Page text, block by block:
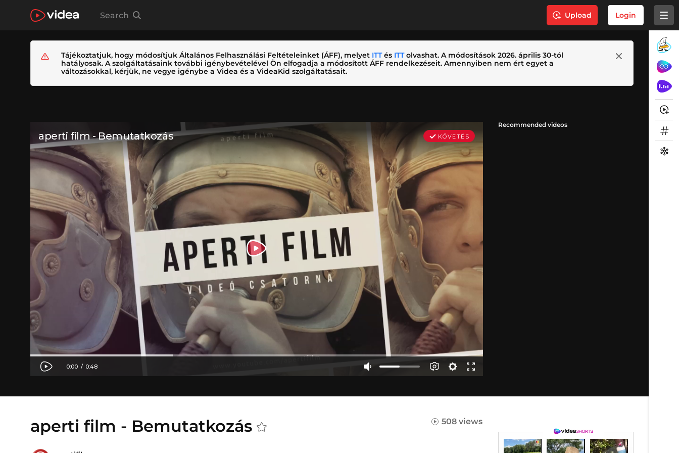
Search Upload Login
Tájékoztatjuk, hogy módosítjuk Általános Felhasználási Feltételeinket (ÁFF), melyet ITTés ITTolvashat. A módosítások 2026. április 30-tól
hatályosak. A szolgáltatásaink további igénybevételével Ön elfogadja a módosított ÁFF rendelkezéseit. Amennyiben nem ért egyet a
változásokkal, kérjük, ne vegye igénybe a Videa és a VideaKid szolgáltatásait.
Recommended videos
aperti film - Bemutatkozás 508 views